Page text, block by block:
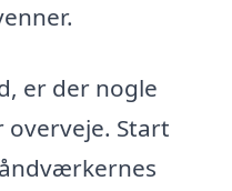
er der nogle
Start